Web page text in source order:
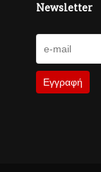
Newsletter